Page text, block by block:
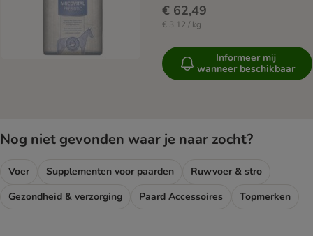
€ 62,49
€ 3,12 / kg
Informeer mij
wanneer beschikbaar
Nog niet gevonden waar je naar zocht?
Voer Supplementen voor paarden
Ruwvoer & stro
Gezondheid & verzorging
Paard Accessoires Topmerken